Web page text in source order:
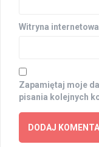
Witryna internetowa
Zapamiętaj moje
pisania kolejnych